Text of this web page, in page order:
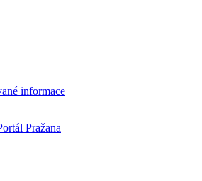
informace
Pražana